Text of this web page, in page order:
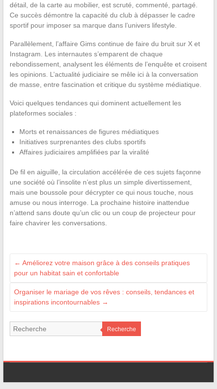
détail, de la carte au mobilier, est scruté, commenté, partagé.
Ce succès démontre la capacité du club à dépasser le cadre
sportif pour imposer sa marque dans l’univers lifestyle.
Parallèlement, l’affaire Gims continue de faire du bruit sur X et
Instagram. Les internautes s’emparent de chaque
rebondissement, analysent les éléments de l’enquête et croisent
les opinions. L’actualité judiciaire se mêle ici à la conversation
de masse, entre fascination et critique du système médiatique.
Voici quelques tendances qui dominent actuellement les
plateformes sociales :
Morts et renaissances de figures médiatiques
Initiatives surprenantes des clubs sportifs
Affaires judiciaires amplifiées par la viralité
De fil en aiguille, la circulation accélérée de ces sujets façonne
une société où l’insolite n’est plus un simple divertissement,
mais une boussole pour décrypter ce qui nous touche, nous
amuse ou nous interroge. La prochaine histoire inattendue
n’attend sans doute qu’un clic ou un coup de projecteur pour
faire chavirer les conversations.
← Améliorez votre maison grâce à des conseils pratiques
pour un habitat sain et confortable
Organiser le mariage de vos rêves : conseils, tendances et
inspirations incontournables →
Recherche